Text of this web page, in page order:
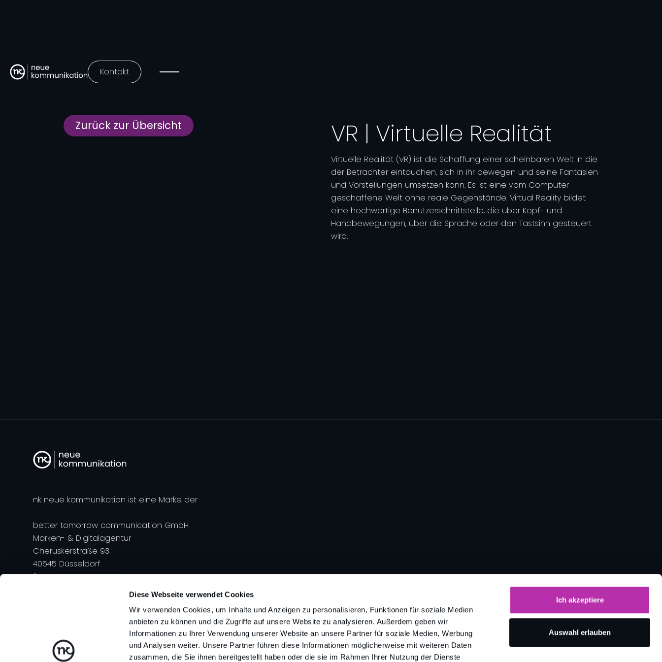
Diese Webseite verwendet Cookies
Wir verwenden Cookies, um Inhalte und Anzeigen zu personalisieren, Funktionen für soziale Medien
anbieten zu können und die Zugriffe auf unsere Website zu analysieren. Außerdem geben wir
Informationen zu Ihrer Verwendung unserer Website an unsere Partner für soziale Medien, Werbung
und Analysen weiter. Unsere Partner führen diese Informationen möglicherweise mit weiteren Daten
zusammen, die Sie ihnen bereitgestellt haben oder die sie im Rahmen Ihrer Nutzung der Dienste
Ich akzeptiere
Auswahl erlauben
Kontakt
Zurück zur Übersicht VR | Virtuelle Realität
Virtuelle Realität (VR) ist die Schaffung einer scheinbaren Welt in die
der Betrachter eintauchen, sich in ihr bewegen und seine Fantasien
und Vorstellungen umsetzen kann. Es ist eine vom Computer
geschaffene Welt ohne reale Gegenstände. Virtual Reality bildet
eine hochwertige Benutzerschnittstelle, die über Kopf- und
Handbewegungen, über die Sprache oder den Tastsinn gesteuert
wird.
nk neue kommunikation ist eine Marke der
better tomorrow communication GmbH
Marken- & Digitalagentur
Cheruskerstraße 93
40545 Düsseldorf
fon +49 211 909 825 50
Datenschutz AGB'sGlossar